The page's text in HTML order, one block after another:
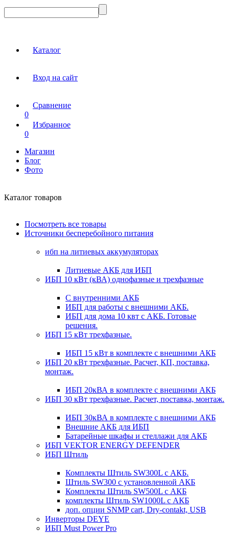
Каталог
Вход на сайт
Сравнение
0
Избранное
0
Магазин
Блог
Фото
Каталог товаров
Посмотреть все товары
Источники бесперебойного питания
ибп на литиевых аккумуляторах
Литиевые АКБ для ИБП
ИБП 10 кВт (кВА) однофазные и трехфазные
С внутренними АКБ
ИБП для работы с внешними АКБ.
ИБП для дома 10 квт с АКБ. Готовые
решения.
ИБП 15 кВт трехфазные.
ИБП 15 кВт в комплекте с внешними АКБ
ИБП 20 кВт трехфазные. Расчет, КП, поставка,
монтаж.
ИБП 20кВА в комплекте с внешними АКБ
ИБП 30 кВт трехфазные. Расчет, поставка, монтаж.
ИБП 30кВА в комплекте с внешними АКБ
Внешние АКБ для ИБП
Батарейные шкафы и стеллажи для АКБ
ИБП VEKTOR ENERGY DEFENDER
ИБП Штиль
Комплекты Штиль SW300L с АКБ.
Штиль SW300 с установленной АКБ
Комплекты Штиль SW500L с АКБ
комплекты Штиль SW1000L с АКБ
доп. опции SNMP cart, Dry-contakt, USB
Инверторы DEYE
ИБП Must Power Pro